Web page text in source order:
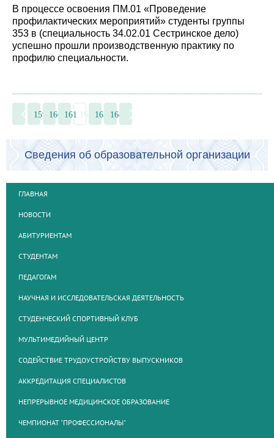
В процессе освоения ПМ.01 «Проведение
профилактических мероприятий» студенты группы
353 в (специальность 34.02.01 Сестринское дело)
успешно прошли производственную практику по
профилю специальности.
159 160 161 162 163 164
Сведения об образовательной организации
ГЛАВНАЯ
НОВОСТИ
АБИТУРИЕНТАМ
СТУДЕНТАМ
ПЕДАГОГАМ
НАУЧНАЯ И ИССЛЕДОВАТЕЛЬСКАЯ ДЕЯТЕЛЬНОСТЬ
СТУДЕНЧЕСКИЙ СПОРТИВНЫЙ КЛУБ
МУЛЬТИМЕДИЙНЫЙ ЦЕНТР
СОДЕЙСТВИЕ ТРУДОУСТРОЙСТВУ ВЫПУСКНИКОВ
АККРЕДИТАЦИЯ СПЕЦИАЛИСТОВ
НЕПРЕРЫВНОЕ МЕДИЦИНСКОЕ ОБРАЗОВАНИЕ
ЧЕМПИОНАТ "ПРОФЕССИОНАЛЫ"